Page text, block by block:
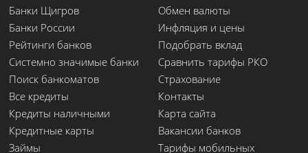
Банки Щигров
Банки России
Рейтинги банков
Системно значимые банки
Поиск банкоматов
Все кредиты
Кредиты наличными
Кредитные карты
Займы
Обмен валюты
Инфляция и цены
Подобрать вклад
Сравнить тарифы РКО
Страхование
Контакты
Карта сайта
Вакансии банков
Тарифы мобильных